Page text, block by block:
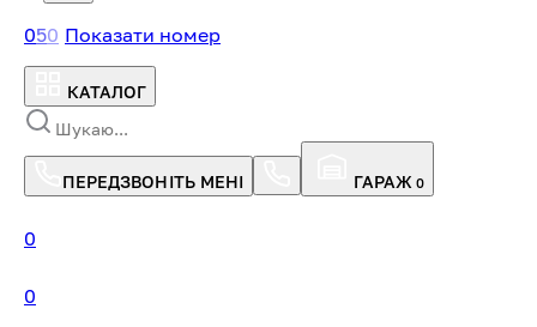
050 Показати номер
КАТАЛОГ
ПЕРЕДЗВОНІТЬ МЕНІ ГАРАЖ 0
0
0